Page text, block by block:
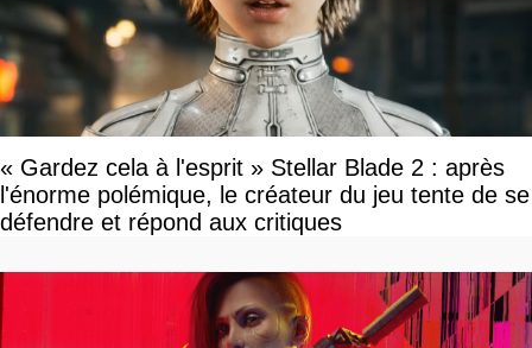
« Gardez cela à l'esprit » Stellar Blade 2 : après
l'énorme polémique, le créateur du jeu tente de se
défendre et répond aux critiques